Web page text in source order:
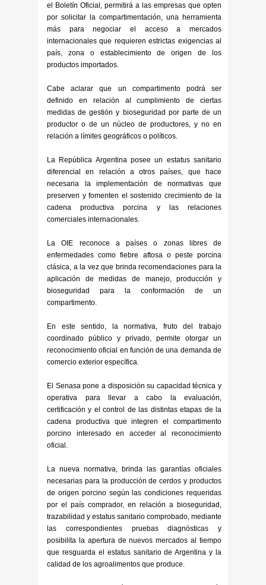
el Boletín Oficial, permitirá a las empresas que opten
por solicitar la compartimentación, una herramienta
más para negociar el acceso a mercados
internacionales que requieren estrictas exigencias al
país, zona o establecimiento de origen de los
productos importados.
Cabe aclarar que un compartimento podrá ser
definido en relación al cumplimiento de ciertas
medidas de gestión y bioseguridad por parte de un
productor o de un núcleo de productores, y no en
relación a límites geográficos o políticos.
La República Argentina posee un estatus sanitario
diferencial en relación a otros países, que hace
necesaria la implementación de normativas que
preserven y fomenten el sostenido crecimiento de la
cadena productiva porcina y las relaciones
comerciales internacionales.
La OIE reconoce a países o zonas libres de
enfermedades como fiebre aftosa o peste porcina
clásica, a la vez que brinda recomendaciones para la
aplicación de medidas de manejo, producción y
bioseguridad para la conformación de un
compartimento.
En este sentido, la normativa, fruto del trabajo
coordinado público y privado, permite otorgar un
reconocimiento oficial en función de una demanda de
comercio exterior específica.
El Senasa pone a disposición su capacidad técnica y
operativa para llevar a cabo la evaluación,
certificación y el control de las distintas etapas de la
cadena productiva que integren el compartimento
porcino interesado en acceder al reconocimiento
oficial.
La nueva normativa, brinda las garantías oficiales
necesarias para la producción de cerdos y productos
de origen porcino según las condiciones requeridas
por el país comprador, en relación a bioseguridad,
trazabilidad y estatus sanitario comprobado, mediante
las correspondientes pruebas diagnósticas y
posibilita la apertura de nuevos mercados al tiempo
que resguarda el estatus sanitario de Argentina y la
calidad de los agroalimentos que produce.